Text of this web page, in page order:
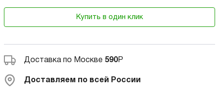
Купить в один клик
Доставка по Москве 590Р
Доставляем по всей России